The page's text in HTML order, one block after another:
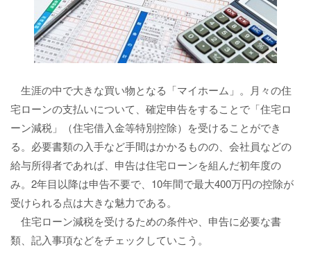
生涯の中で大きな買い物となる「マイホーム」。月々の住
宅ローンの支払いについて、確定申告をすることで「住宅ロ
ーン減税」（住宅借入金等特別控除）を受けることができ
る。必要書類の入手など手間はかかるものの、会社員などの
給与所得者であれば、申告は住宅ローンを組んだ初年度の
み。2年目以降は申告不要で、10年間で最大400万円の控除が
受けられる点は大きな魅力である。
住宅ローン減税を受けるための条件や、申告に必要な書
類、記入事項などをチェックしていこう。